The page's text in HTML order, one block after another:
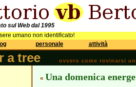
sul Web dal 1995
umano non identificato!
personale attività
a tree ovvero come rovinarsi
« Una domenica